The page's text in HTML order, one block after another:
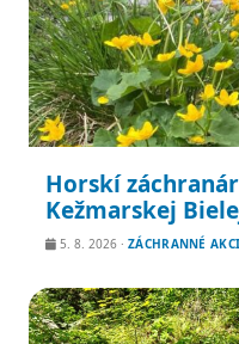
Horskí
Kežmarskej
5. 8. 2026 · ZÁCHRANNÉ